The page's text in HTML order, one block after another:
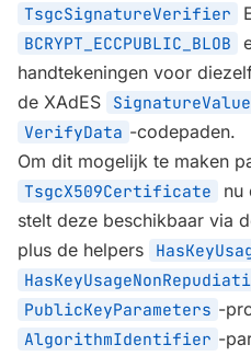
TsgcSignatureVerifier
BCRYPT_ECCPUBLIC_BLOB
handtekeningen voor
de XAdES
SignatureValue
VerifyData -codepaden.
Om dit mogelijk te maken
TsgcX509Certificate nu
stelt deze beschikbaar via
plus de helpers
PublicKeyParameters -
AlgorithmIdentifier -